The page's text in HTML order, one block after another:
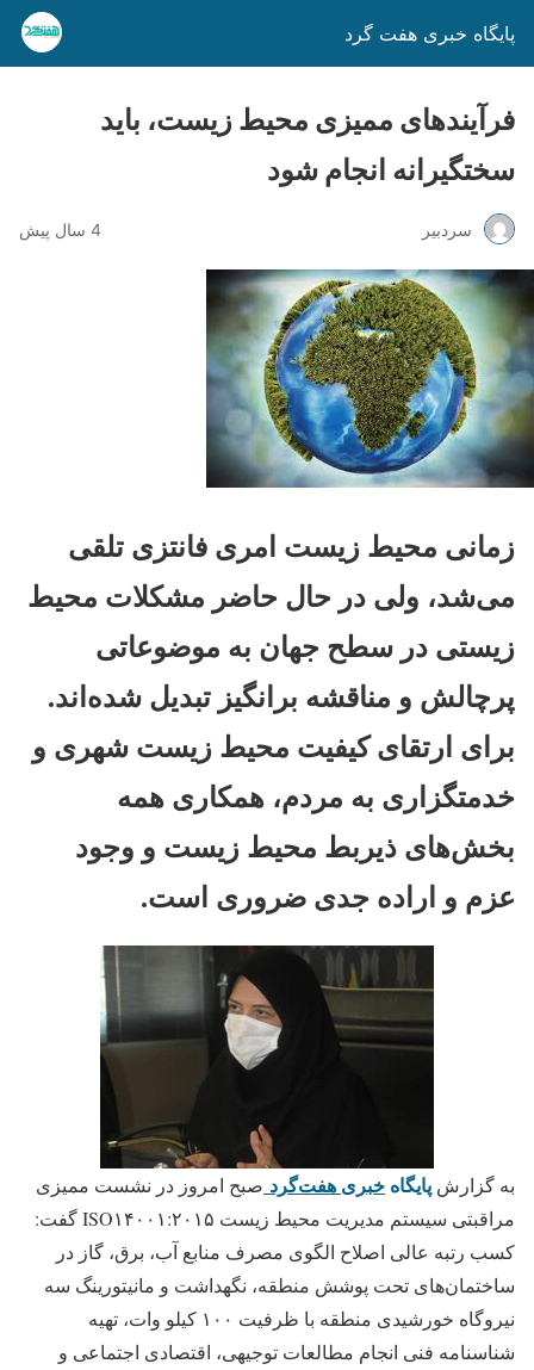
پایگاه خبری هفت گرد
فرآیندهای ممیزی محیط زیست، باید
سختگیرانه انجام شود
سردبیر 4 سال پیش
زمانی محیط زیست امری فانتزی تلقی
می‌شد، ولی در حال حاضر مشکلات محیط
زیستی در سطح جهان به موضوعاتی
پرچالش و مناقشه برانگیز تبدیل شده‌اند.
برای ارتقای کیفیت محیط زیست شهری و
خدمتگزاری به مردم، همکاری همه
بخش‌های ذیربط محیط زیست و وجود
عزم و اراده جدی ضروری است.
به گزارش پایگاه خبری هفت‌گرد صبح امروز در نشست ممیزی
مراقبتی سیستم مدیریت محیط زیست ISO۱۴۰۰۱:۲۰۱۵ گفت:
کسب رتبه عالی اصلاح الگوی مصرف منابع آب‌، برق، گاز در
ساختمان‌های تحت پوشش منطقه، نگهداشت و مانیتورینگ سه
نیروگاه خورشیدی منطقه با ظرفیت ۱۰۰ کیلو وات، تهیه
شناسنامه فنی انجام مطالعات توجیهی، اقتصادی اجتماعی و